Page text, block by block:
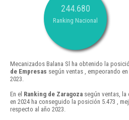
244.680
Ranking Nacional
Mecanizados Balana Sl ha obtenido la
de Empresas según ventas , empeorando
2023.
En el Ranking de Zaragoza según ventas, la
en 2024 ha conseguido la posición 5.473 ,
respecto al año 2023.